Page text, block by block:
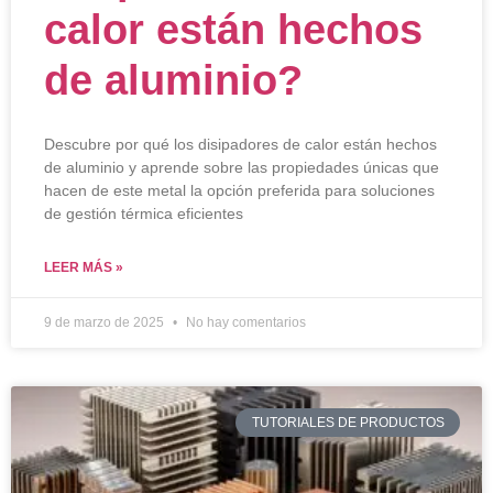
calor están hechos
de aluminio?
Descubre por qué los disipadores de calor están hechos
de aluminio y aprende sobre las propiedades únicas que
hacen de este metal la opción preferida para soluciones
de gestión térmica eficientes
LEER MÁS »
9 de marzo de 2025 No hay comentarios
TUTORIALES DE PRODUCTOS